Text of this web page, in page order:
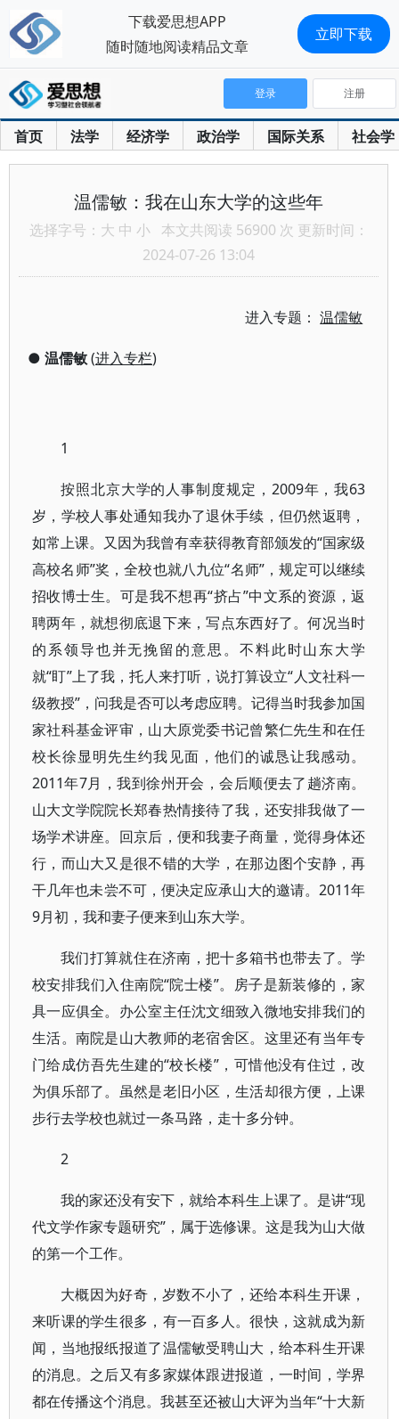
首页 法学 经济学 政治学 国际关系 社会学
登录 注册
温儒敏：我在山东大学的这些年
选择字号： 大 中 小 本文共阅读 56900 次 更新时间：
2024-07-26 13:04
进入专题：温儒敏
● 温儒敏(进入专栏)
1
按照北京大学的人事制度规定，2009年，我63
岁，学校人事处通知我办了退休手续，但仍然返聘，
如常上课。又因为我曾有幸获得教育部颁发的“国家级
高校名师”奖，全校也就八九位“名师”，规定可以继续
招收博士生。可是我不想再“挤占”中文系的资源，返
聘两年，就想彻底退下来，写点东西好了。何况当时
的系领导也并无挽留的意思。不料此时山东大学
就“盯”上了我，托人来打听，说打算设立“人文社科一
级教授”，问我是否可以考虑应聘。记得当时我参加国
家社科基金评审，山大原党委书记曾繁仁先生和在任
校长徐显明先生约我见面，他们的诚恳让我感动。
2011年7月，我到徐州开会，会后顺便去了趟济南。
山大文学院院长郑春热情接待了我，还安排我做了一
场学术讲座。回京后，便和我妻子商量，觉得身体还
行，而山大又是很不错的大学，在那边图个安静，再
干几年也未尝不可，便决定应承山大的邀请。2011年
9月初，我和妻子便来到山东大学。
我们打算就住在济南，把十多箱书也带去了。学
校安排我们入住南院“院士楼”。房子是新装修的，家
具一应俱全。办公室主任沈文细致入微地安排我们的
生活。南院是山大教师的老宿舍区。这里还有当年专
门给成仿吾先生建的“校长楼”，可惜他没有住过，改
为俱乐部了。虽然是老旧小区，生活却很方便，上课
步行去学校也就过一条马路，走十多分钟。
2
我的家还没有安下，就给本科生上课了。是讲“现
代文学作家专题研究”，属于选修课。这是我为山大做
的第一个工作。
大概因为好奇，岁数不小了，还给本科生开课，
来听课的学生很多，有一百多人。很快，这就成为新
闻，当地报纸报道了温儒敏受聘山大，给本科生开课
的消息。之后又有多家媒体跟进报道，一时间，学界
都在传播这个消息。我甚至还被山大评为当年“十大新
下载爱思想APP
随时随地阅读精品文章
立即下载